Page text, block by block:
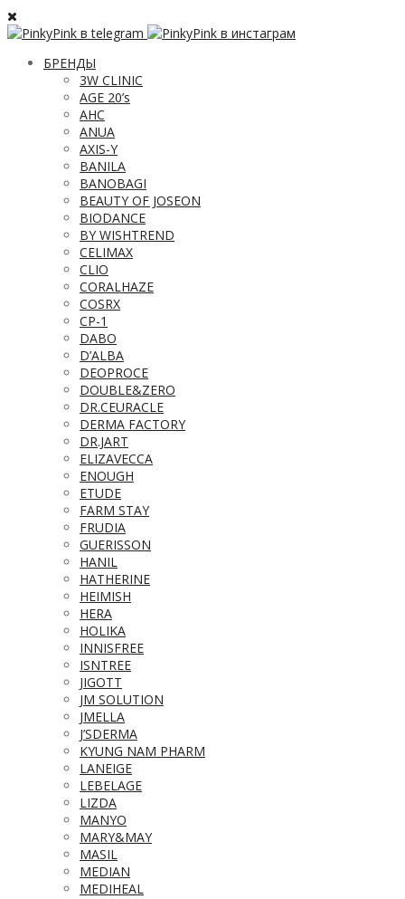
БРЕНДЫ
3W CLINIC
AGE 20’s
AHC
ANUA
AXIS-Y
BANILA
BANOBAGI
BEAUTY OF JOSEON
BIODANCE
BY WISHTREND
CELIMAX
CLIO
CORALHAZE
COSRX
CP-1
DABO
D’ALBA
DEOPROCE
DOUBLE&ZERO
DR.CEURACLE
DERMA FACTORY
DR.JART
ELIZAVECCA
ENOUGH
ETUDE
FARM STAY
FRUDIA
GUERISSON
HANIL
HATHERINE
HEIMISH
HERA
HOLIKA
INNISFREE
ISNTREE
JIGOTT
JM SOLUTION
JMELLA
J’SDERMA
KYUNG NAM PHARM
LANEIGE
LEBELAGE
LIZDA
MANYO
MARY&MAY
MASIL
MEDIAN
MEDIHEAL